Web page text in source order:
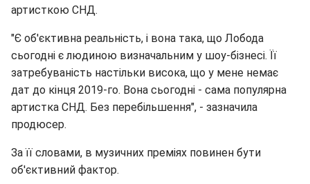
артисткою СНД.
"Є об'єктивна реальність, і вона така, що Лобода
сьогодні є людиною визначальним у шоу-бізнесі. Її
затребуваність настільки висока, що у мене немає
дат до кінця 2019-го. Вона сьогодні - сама популярна
артистка СНД. Без перебільшення", - зазначила
продюсер.
За її словами, в музичних преміях повинен бути
об'єктивний фактор.